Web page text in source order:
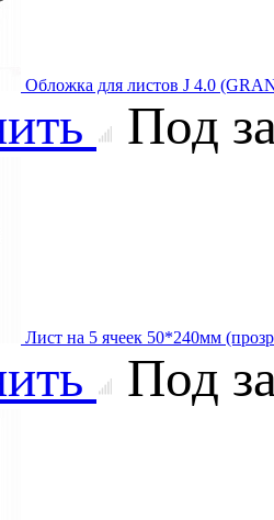
Обложка для листов J 4.0
Под
Лист на 5 ячеек 50*240мм
Под